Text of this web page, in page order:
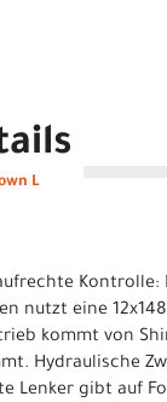
L
nutzt eine
kommt von
Hydraulische
Lenker gibt auf